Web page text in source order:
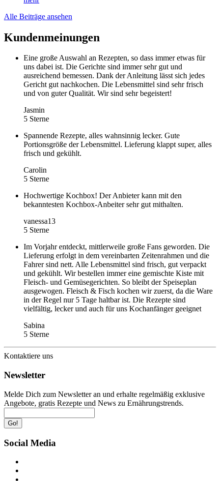
Alle Beiträge ansehen
Kundenmeinungen
Eine große Auswahl an Rezepten, so dass immer etwas für
uns dabei ist. Die Gerichte sind immer sehr gut und
ausreichend bemessen. Dank der Anleitung lässt sich jedes
Gericht gut nachkochen. Die Lebensmittel sind sehr frisch
und von guter Qualität. Wir sind sehr begeistert!
Jasmin
5 Sterne
Spannende Rezepte, alles wahnsinnig lecker. Gute
Portionsgröße der Lebensmittel. Lieferung klappt super, alles
frisch und gekühlt.
Carolin
5 Sterne
Hochwertige Kochbox! Der Anbieter kann mit den
bekanntesten Kochbox-Anbeiter sehr gut mithalten.
vanessa13
5 Sterne
Im Vorjahr entdeckt, mittlerweile große Fans geworden. Die
Lieferung erfolgt in dem vereinbarten Zeitenrahmen und die
Fahrer sind nett. Alle Lebensmittel sind frisch, gut verpackt
und gekühlt. Wir bestellen immer eine gemischte Kiste mit
Fleisch- und Gemüsegerichten. So bleibt der Speiseplan
ausgewogen. Fleisch & Fisch kochen wir zuerst, da die Ware
in der Regel nur 5 Tage haltbar ist. Die Rezepte sind
vielfältig, lecker und auch für uns Kochanfänger geeignet
Sabina
5 Sterne
Kontaktiere uns
Newsletter
Melde Dich zum Newsletter an und erhalte regelmäßig exklusive
Angebote, gratis Rezepte und News zu Ernährungstrends.
Go!
Social Media